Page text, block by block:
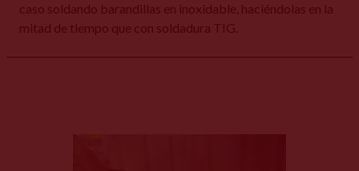
caso soldando barandillas en inoxidable, haciéndolas en la
mitad de tiempo que con soldadura TIG.